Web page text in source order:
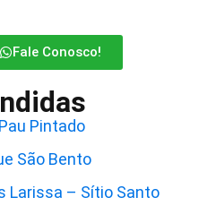
Fale Conosco!
Pintado
São Bento
Larissa – Sítio Santo